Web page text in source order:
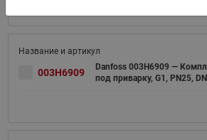
003H6909
Danfoss 003H6909 —
под приварку, G1, PN25,